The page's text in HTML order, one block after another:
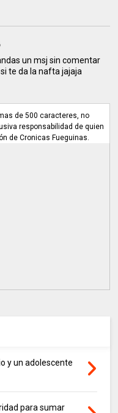
un msj sin comentar
te da la nafta jajaja
de 500 caracteres, no
responsabilidad de quien
de Cronicas Fueguinas.
y un adolescente
para sumar